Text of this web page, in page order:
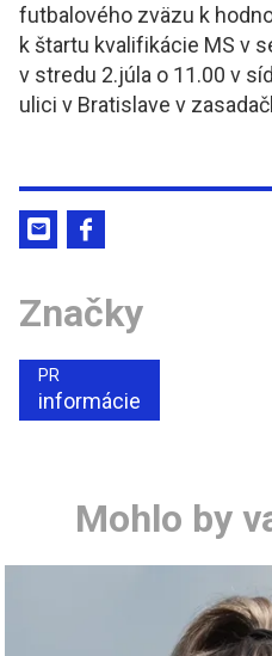
futbalového zväzu k
k štartu kvalifikácie MS v
v stredu 2.júla o 11.00 v
ulici v Bratislave v
Značky
PR
informácie
Mohlo by